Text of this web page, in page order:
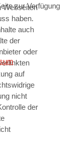
Webseiten
haben.
auch
der
oder
auf
nicht
der
zur Verfügung